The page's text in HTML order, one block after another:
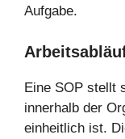
Aufgabe.
Eine SOP stellt
innerhalb der
einheitlich ist.